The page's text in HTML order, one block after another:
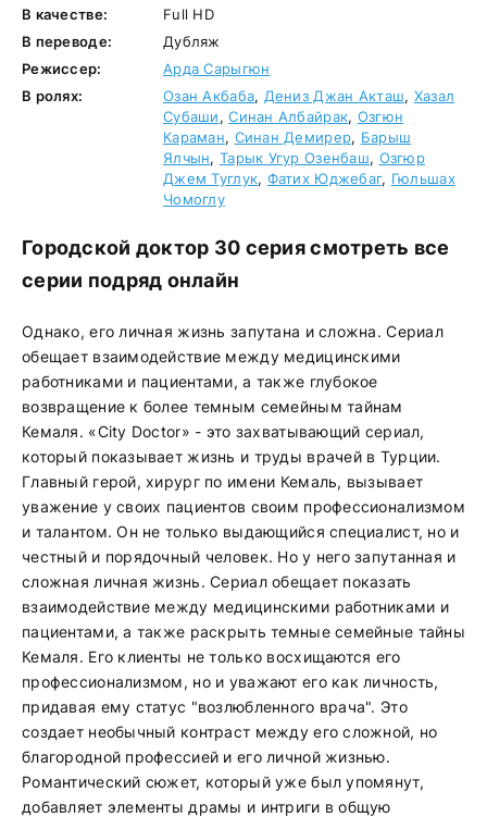
В качестве:
Full HD
В переводе:
Дубляж
Режиссер:
Арда Сарыгюн
В ролях:
Озан Акбаба, Дениз Джан Акташ, Хазал
Субаши,Синан Албайрак, Озгюн
Караман, Синан Демирер, Барыш
Ялчын, Тарык Угур Озенбаш, Озгюр
Джем Туглук, Фатих Юджебаг, Гюльшах
Чомоглу
Городской доктор 30 серия смотреть все
серии подряд онлайн
Однако, его личная жизнь запутана и сложна. Сериал
обещает взаимодействие между медицинскими
работниками и пациентами, а также глубокое
возвращение к более темным семейным тайнам
Кемаля. «City Doctor» - это захватывающий сериал,
который показывает жизнь и труды врачей в Турции.
Главный герой, хирург по имени Кемаль, вызывает
уважение у своих пациентов своим профессионализмом
и талантом. Он не только выдающийся специалист, но и
честный и порядочный человек. Но у него запутанная и
сложная личная жизнь. Сериал обещает показать
взаимодействие между медицинскими работниками и
пациентами, а также раскрыть темные семейные тайны
Кемаля. Его клиенты не только восхищаются его
профессионализмом, но и уважают его как личность,
придавая ему статус "возлюбленного врача". Это
создает необычный контраст между его сложной, но
благородной профессией и его личной жизнью.
Романтический сюжет, который уже был упомянут,
добавляет элементы драмы и интриги в общую